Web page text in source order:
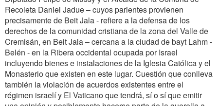
Recoleta Daniel Jadue – cuyos parientes provienen
precisamente de Beit Jala - refiere a la defensa de los
derechos de la comunidad cristiana de la zona del Valle de
Cremisán, en Beit Jala – cercana a la ciudad de bayt Lahm -
Belén - en la Ribera occidental ocupada por Israel
incluyendo bienes e instalaciones de la Iglesia Católica y el
Monasterio que existen en este lugar. Cuestión que conlleva
también la violación de acuerdos existentes entre el
régimen israelí y El Vaticano que tendrá, sí o sí que emitir